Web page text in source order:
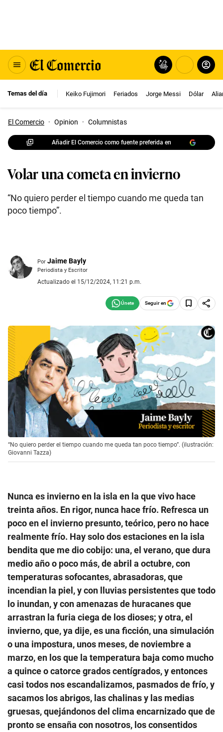
Temas del día Keiko Fujimori Feriados Jorge Messi Dólar
El Comercio · Opinion · Columnistas
Añadir El Comercio como fuente preferida en
Volar una cometa en invierno
“No quiero perder el tiempo cuando me queda tan
poco tiempo”.
Por Jaime Bayly
Periodista y Escritor
Actualizado el 15/12/2024, 11:21 p.m.
Seguir en
“No quiero perder el tiempo cuando me queda tan poco tiempo”. (ilustración:
Giovanni Tazza)
Nunca es invierno en la isla en la que vivo hace
treinta años. En rigor, nunca hace frío. Refresca un
poco en el invierno presunto, teórico, pero no hace
realmente frío. Hay solo dos estaciones en la isla
bendita que me dio cobijo: una, el verano, que dura
medio año o poco más, de abril a octubre, con
temperaturas sofocantes, abrasadoras, que
incendian la piel, y con lluvias persistentes que todo
lo inundan, y con amenazas de huracanes que
arrastran la furia ciega de los dioses; y otra, el
invierno, que, ya dije, es una ficción, una simulación
o una impostura, unos meses, de noviembre a
marzo, en los que la temperatura baja como mucho
a quince o catorce grados centígrados, y entonces
casi todos nos escandalizamos, pasmados de frío, y
sacamos los abrigos, las chalinas y las medias
gruesas, quejándonos del clima encarnizado que de
pronto se ensaña con nosotros, los consentidos